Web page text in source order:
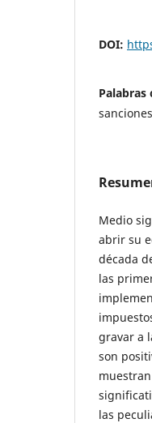
DOI:
Palabras
sanciones
Medio
abrir su
década
las
gravar a
son
las